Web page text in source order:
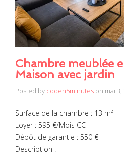
Chambre meublée
Maison avec jardin
Posted by coden5minutes on mai 3,
Surface de la chambre : 13 m²
Loyer : 595 €/Mois CC
Dépôt de garantie : 550 €
Description :